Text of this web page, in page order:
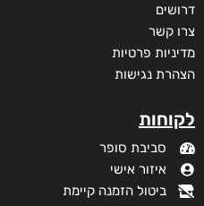
דרושים
צרו קשר
מדיניות פרטיות
הצהרת נגישות
לקוחות
סביבת סופר
איזור אישי
ביטול הזמנה קיימת